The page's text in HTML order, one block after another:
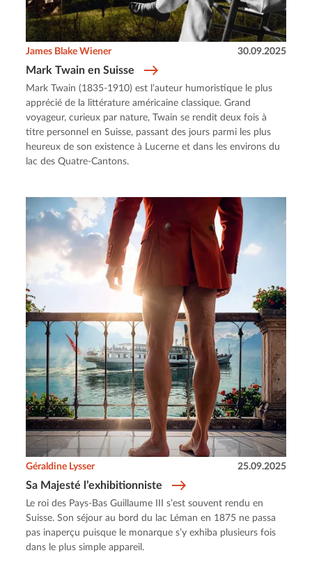
Mark Twain en Suisse
James Blake Wiener 30.09.2025
Mark Twain (1835-1910) est l’auteur humoristique le plus
apprécié de la littérature américaine classique. Grand
voyageur, curieux par nature, Twain se rendit deux fois à
titre personnel en Suisse, passant des jours parmi les plus
heureux de son existence à Lucerne et dans les environs du
lac des Quatre-Cantons.
Sa Majesté l’exhibitionniste
Géraldine Lysser 25.09.2025
Le roi des Pays-Bas Guillaume III s’est souvent rendu en
Suisse. Son séjour au bord du lac Léman en 1875 ne passa
pas inaperçu puisque le monarque s’y exhiba plusieurs fois
dans le plus simple appareil.